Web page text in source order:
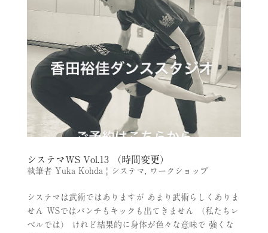
システマWS Vol.13 （時間変更）
執筆者 Yuka Kohda | システマ ワークショップ
システマは武術ではありますが あまり武術らしくありま
せん WSではパンチもキックも出てきません （私たちレ
ベルでは） けれど結果的に身体が色々な意味で 強くな